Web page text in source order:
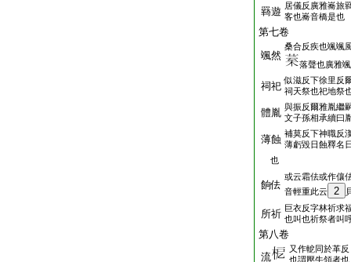
羇遊 居儀反廣雅㠐旅
客也㠐音橋是也
第七卷
颯然
桑合反疾也颯颯
落聲也廣雅
祠祀 似滋反下徐里反
祠天祭也祀地祭
體胤 與振反爾雅胤繼
文子孫相承續曰
薄蝕 補莫反下神職反
薄虧毀日蝕釋名
也
餉佉
或云霜佉或作儴
音輕重此云
2
所祈 巨衣反字林祈求
也叫也祈祭者叫
第八卷
流
又作軶同於革反
也謂壓牛領者也